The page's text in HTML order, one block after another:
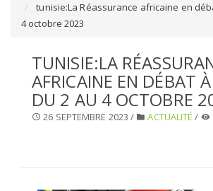
SÉLECTIONNEZ UN DOSSIER
SELECTIONNEZ UNE SECTION
tunisie:La Réassurance africaine en
4 octobre 2023
TUNISIE:LA
AFRICAINE EN DÉBAT
DU 2 AU 4 OCTOBRE
26 SEPTEMBRE 2023 / ACTUALITÉ /